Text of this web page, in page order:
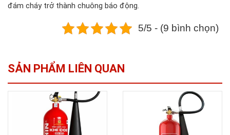
đám cháy trở thành chuông báo động.
5/5 - (9 bình chọn)
SẢN PHẨM LIÊN QUAN